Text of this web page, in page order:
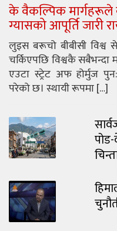
के वैकल्पिक मार्गहरूले
ग्यासको आपूर्ति जारी
लुइस बरूचो बीबीसी विश्व
चर्किएपछि विश्वकै सबैभन्दा
एउटा स्ट्रेट अफ होर्मुज
परेको छ। स्थायी रूपमा […]